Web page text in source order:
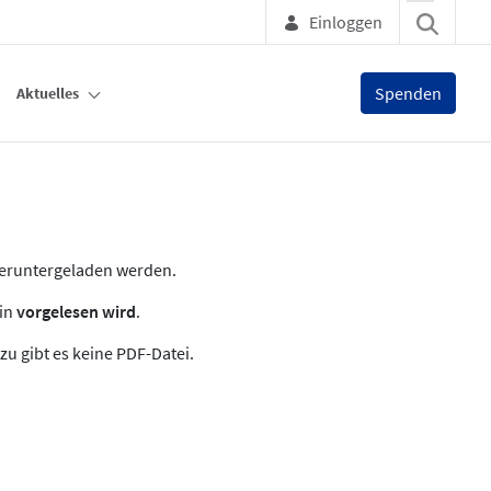
Einloggen
Aktuelles Spenden
werden.
vorgelesen wird.
gibt es keine PDF-Datei.